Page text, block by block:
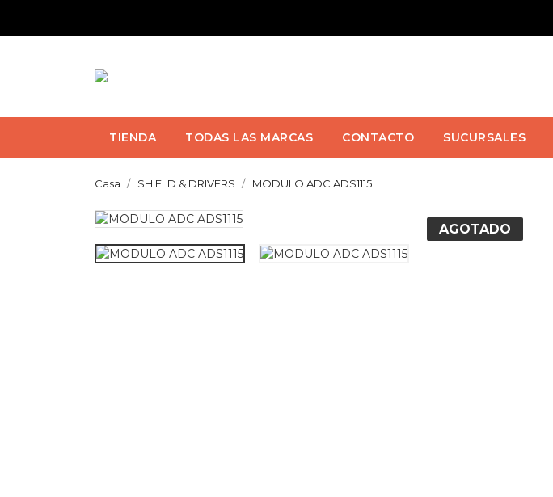
TIENDA TODAS LAS MARCAS CONTACTO SUCURSALES
Casa SHIELD & DRIVERS MODULO ADC ADS1115
AGOTADO